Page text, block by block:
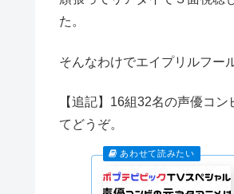
た。
そんなわけでエイプリルフー
【追記】16組32名の声優コ
てどうぞ。